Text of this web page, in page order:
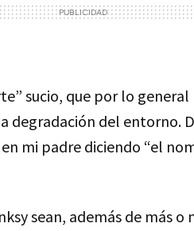
sucio, que por lo
degradación del entorno.
mi padre diciendo “el
sean, además de más